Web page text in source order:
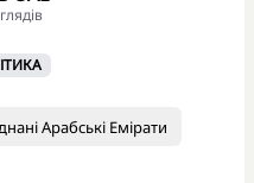
Арабські Емірати